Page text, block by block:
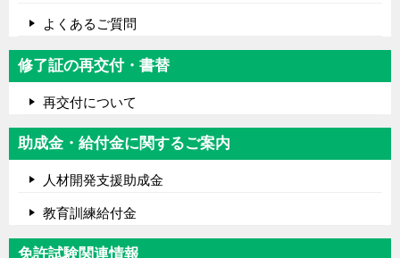
よくあるご質問
修了証の再交付・書替
再交付について
助成金・給付金に関するご案内
人材開発支援助成金
教育訓練給付金
免許試験関連情報